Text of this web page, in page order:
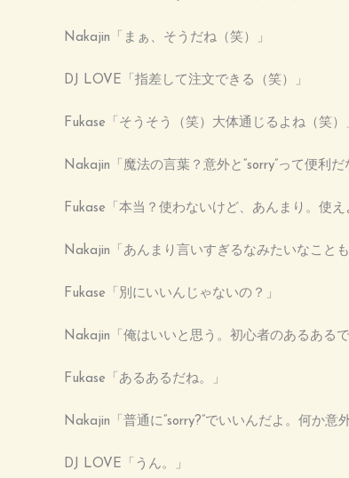
Nakajin「まぁ、そうだね（笑）」
DJ LOVE「指差して注文できる（笑）」
Fukase「そうそう（笑）大体通じるよね（笑）
Nakajin「魔法の言葉？意外と“sorry”って便利
Fukase「本当？使わないけど、あんまり。使え
Nakajin「あんまり言いすぎるなみたいなこと
Fukase「別にいいんじゃないの？」
Nakajin「俺はいいと思う。初心者のあるある
Fukase「あるあるだね。」
Nakajin「普通に“sorry?”でいいんだよ。何か意
DJ LOVE「うん。」